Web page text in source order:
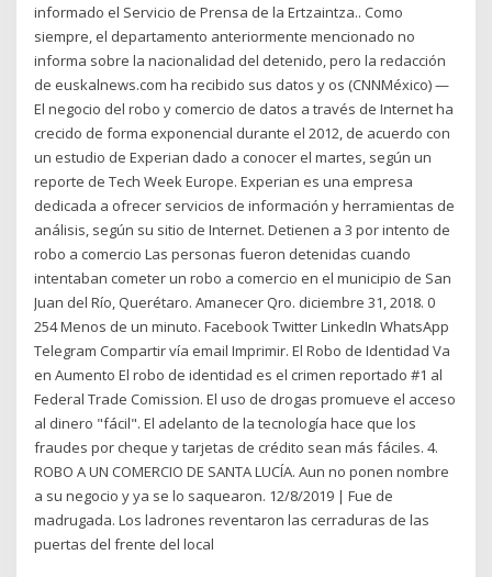
informado el Servicio de Prensa de la Ertzaintza.. Como
siempre, el departamento anteriormente mencionado no
informa sobre la nacionalidad del detenido, pero la redacción
de euskalnews.com ha recibido sus datos y os (CNNMéxico) —
El negocio del robo y comercio de datos a través de Internet ha
crecido de forma exponencial durante el 2012, de acuerdo con
un estudio de Experian dado a conocer el martes, según un
reporte de Tech Week Europe. Experian es una empresa
dedicada a ofrecer servicios de información y herramientas de
análisis, según su sitio de Internet. Detienen a 3 por intento de
robo a comercio Las personas fueron detenidas cuando
intentaban cometer un robo a comercio en el municipio de San
Juan del Río, Querétaro. Amanecer Qro. diciembre 31, 2018. 0
254 Menos de un minuto. Facebook Twitter LinkedIn WhatsApp
Telegram Compartir vía email Imprimir. El Robo de Identidad Va
en Aumento El robo de identidad es el crimen reportado #1 al
Federal Trade Comission. El uso de drogas promueve el acceso
al dinero "fácil". El adelanto de la tecnología hace que los
fraudes por cheque y tarjetas de crédito sean más fáciles. 4.
ROBO A UN COMERCIO DE SANTA LUCÍA. Aun no ponen nombre
a su negocio y ya se lo saquearon. 12/8/2019 | Fue de
madrugada. Los ladrones reventaron las cerraduras de las
puertas del frente del local